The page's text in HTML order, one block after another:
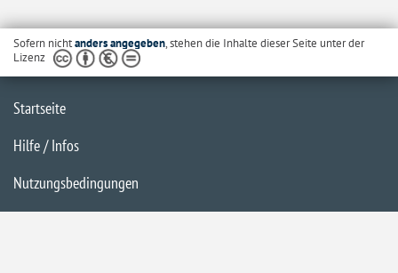
Sofern nichtanders angegeben, stehen die Inhalte dieser Seite unter der
Lizenz
Startseite
Hilfe / Infos
Nutzungsbedingungen